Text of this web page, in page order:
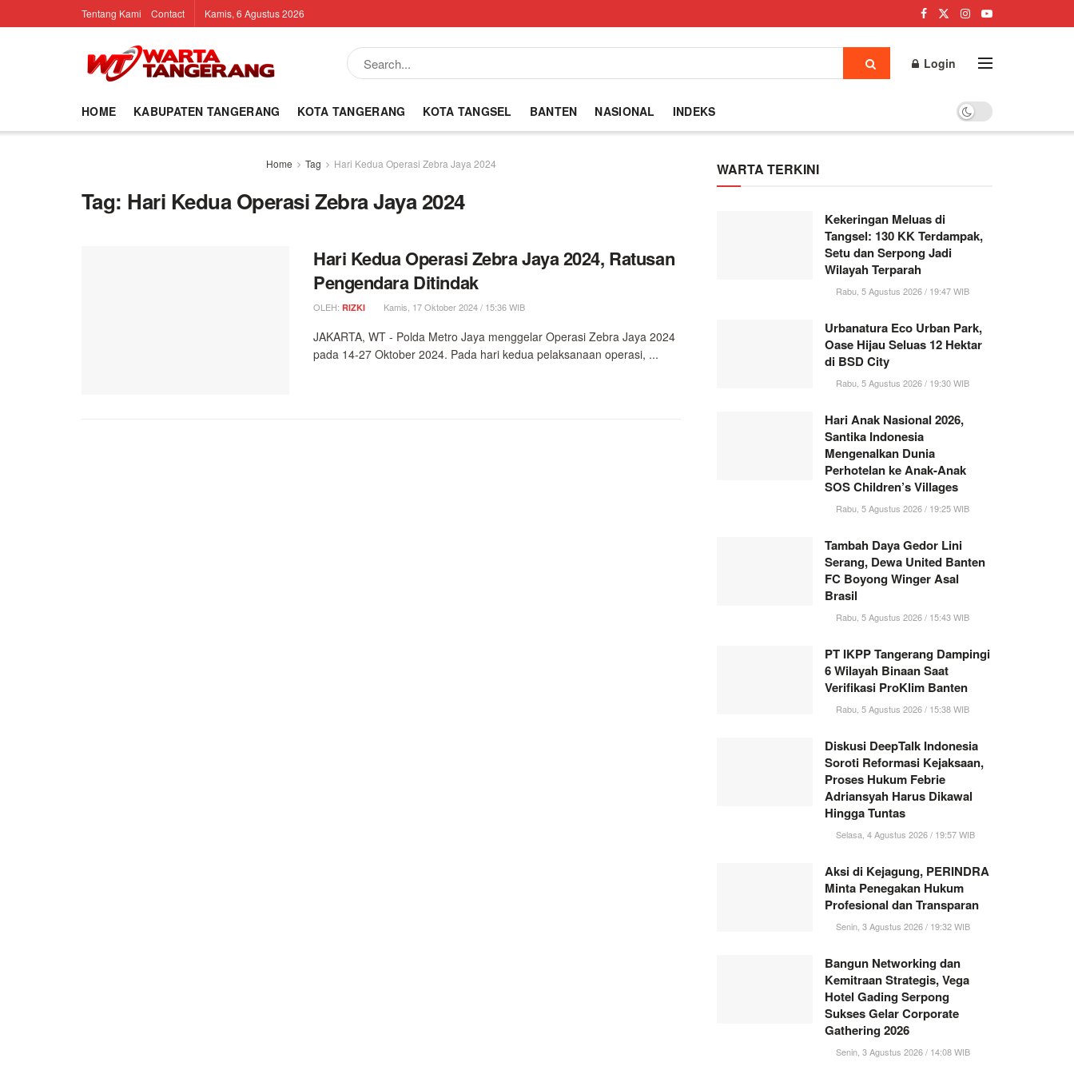
Tentang Kami Contact Kamis, 6 Agustus 2026
Login
HOME KABUPATEN TANGERANG KOTA TANGERANG KOTA TANGSEL BANTEN NASIONAL INDEKS
Home Tag Hari Kedua Operasi Zebra Jaya 2024
Tag: Hari Kedua Operasi Zebra Jaya 2024
Hari Kedua Operasi Zebra Jaya 2024, Ratusan
Pengendara Ditindak
OLEH: RIZKI Kamis, 17 Oktober 2024 / 15:36 WIB
JAKARTA, WT - Polda Metro Jaya menggelar Operasi Zebra Jaya 2024
pada 14-27 Oktober 2024. Pada hari kedua pelaksanaan operasi, ...
WARTA TERKINI
Kekeringan Meluas di
Tangsel: 130 KK Terdampak,
Setu dan Serpong Jadi
Wilayah Terparah
Rabu, 5 Agustus 2026 / 19:47 WIB
Urbanatura Eco Urban Park,
Oase Hijau Seluas 12 Hektar
di BSD City
Rabu, 5 Agustus 2026 / 19:30 WIB
Hari Anak Nasional 2026,
Santika Indonesia
Mengenalkan Dunia
Perhotelan ke Anak-Anak
SOS Children’s Villages
Rabu, 5 Agustus 2026 / 19:25 WIB
Tambah Daya Gedor Lini
Serang, Dewa United Banten
FC Boyong Winger Asal
Brasil
Rabu, 5 Agustus 2026 / 15:43 WIB
PT IKPP Tangerang Dampingi
6 Wilayah Binaan Saat
Verifikasi ProKlim Banten
Rabu, 5 Agustus 2026 / 15:38 WIB
Diskusi DeepTalk Indonesia
Soroti Reformasi Kejaksaan,
Proses Hukum Febrie
Adriansyah Harus Dikawal
Hingga Tuntas
Selasa, 4 Agustus 2026 / 19:57 WIB
Aksi di Kejagung, PERINDRA
Minta Penegakan Hukum
Profesional dan Transparan
Senin, 3 Agustus 2026 / 19:32 WIB
Bangun Networking dan
Kemitraan Strategis, Vega
Hotel Gading Serpong
Sukses Gelar Corporate
Gathering 2026
Senin, 3 Agustus 2026 / 14:08 WIB